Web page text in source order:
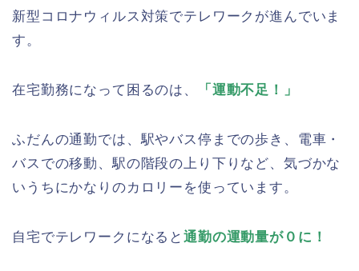
新型コロナウィルス対策でテレワークが進んでいま
す。
在宅勤務になって困るのは、 「運動不足！」
ふだんの通勤では、駅やバス停までの歩き、電車・
バスでの移動、駅の階段の上り下りなど、気づかな
いうちにかなりのカロリーを使っています。
自宅でテレワークになると通勤の運動量が０に！